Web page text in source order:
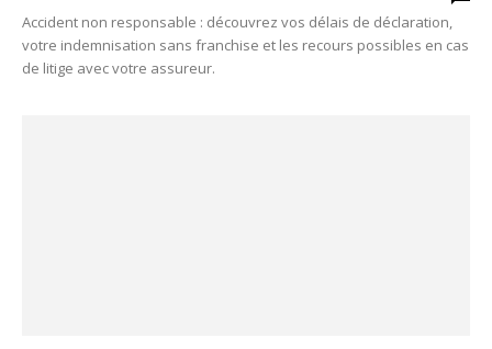
Accident non responsable : découvrez vos délais de déclaration,
votre indemnisation sans franchise et les recours possibles en cas
de litige avec votre assureur.